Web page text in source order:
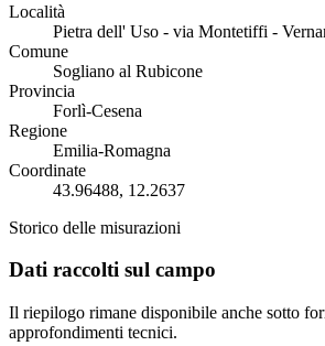
Località
Pietra dell' Uso - via Montetiffi -
Comune
Sogliano al Rubicone
Provincia
Forlì-Cesena
Regione
Emilia-Romagna
Coordinate
43.96488, 12.2637
Storico delle misurazioni
Dati raccolti sul campo
Il riepilogo rimane disponibile anche sotto
approfondimenti tecnici.